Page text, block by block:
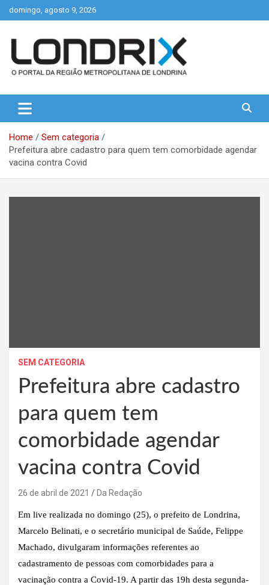
Skip
to
domingo, agosto 9, 2026
Londrix
Home
Sem categoria
Prefeitura abre cadastro para quem tem comorbidade agendar
vacina contra Covid
SEM CATEGORIA
Prefeitura abre cadastro
para quem tem
comorbidade agendar
vacina contra Covid
26 de abril de 2021 Da Redação
Em live realizada no domingo (25), o prefeito de Londrina,
Marcelo Belinati, e o secretário municipal de Saúde, Felippe
Machado, divulgaram informações referentes ao
cadastramento de pessoas com comorbidades para a
vacinação contra a Covid-19. A partir das 19h desta segunda-